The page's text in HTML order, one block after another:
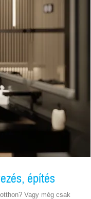
építés
Vagy még csak